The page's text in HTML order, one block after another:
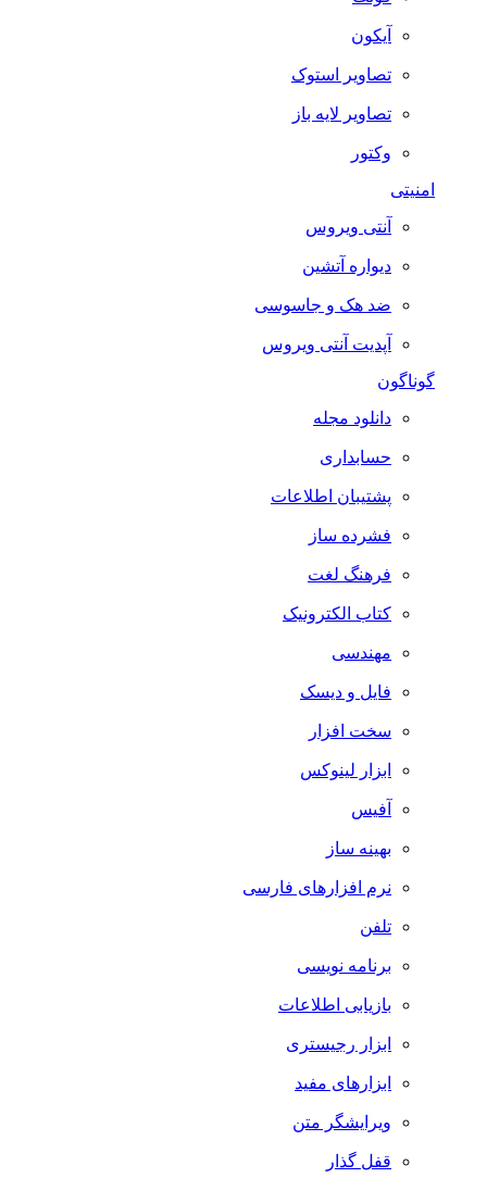
آیکون
تصاویر استوک
تصاویر لایه باز
وکتور
آنتی ویروس
دیواره آتشین
ضد هک و جاسوسی
آپدیت آنتی ویروس
گوناگون
دانلود مجله
حسابداری
پشتیبان اطلاعات
فشرده ساز
فرهنگ لغت
کتاب الکترونیک
مهندسی
فایل و دیسک
سخت افزار
ابزار لینوکس
آفیس
بهینه ساز
نرم افزارهای فارسی
تلفن
برنامه نویسی
بازیابی اطلاعات
ابزار رجیستری
ابزارهای مفید
ویرایشگر متن
قفل گذار